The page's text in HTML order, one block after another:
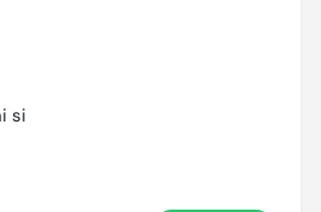
si